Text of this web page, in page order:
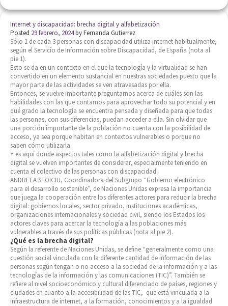
Internet y discapacidad: brecha digital y alfabetización
Posted 29 febrero, 2024byFernanda Gutierrez
Sólo 1 de cada 3 personas con discapacidad utiliza internet habitualmente,
según el Servicio de Información sobre Discapacidad, de España (nota al
pie 1).
Esto se da en un contexto en el que la tecnología y la virtualidad se han
convertido en un elemento sustancial en nuestras sociedades puesto que la
mayor parte de las actividades se ven atravesadas por ella.
Entonces, se vuelve importante preguntarnos acerca de cuáles son las
habilidades con las que contamos para aprovechar todo su potencial y en
qué grado la tecnología se encuentra pensada y diseñada para que todas
las personas, con sus diferencias, puedan acceder a ella. Sin olvidar que
una porción importante de la población no cuenta con la posibilidad de
acceso, ya sea porque habitan en contextos vulnerables o porque no
saben cómo utilizarla.
Y es aquí donde aspectos tales como la alfabetización digital y brecha
digital se vuelven importantes de considerar, especialmente teniendo en
cuenta el colectivo de las personas con discapacidad.
ANDREEA STOICIU, Coordinadora del Subgrupo “Gobierno electrónico
para el desarrollo sostenible”, de Naciones Unidas expresa la importancia
que juega la cooperación entre los diferentes actores para reducir la brecha
digital: gobiernos locales, sector privado, instituciones académicas,
organizaciones internacionales y sociedad civil, siendo los Estados los
actores claves para acercar la tecnología a las poblaciones más
vulnerables a través de sus políticas públicas (nota al pie 2).
¿Qué es la brecha digital?
Según la referente de Naciones Unidas, se define “generalmente como una
cuestión social vinculada con la diferente cantidad de información de las
personas según tengan o no acceso a la sociedad de la información y a las
tecnologías de la información y las comunicaciones (TIC)”. También se
refiere al nivel socioeconómico y cultural diferenciado de países, regiones y
ciudades en cuanto a la accesibilidad de las TIC, que está vinculada a la
infraestructura de internet, a la formación, conocimientos y a la igualdad